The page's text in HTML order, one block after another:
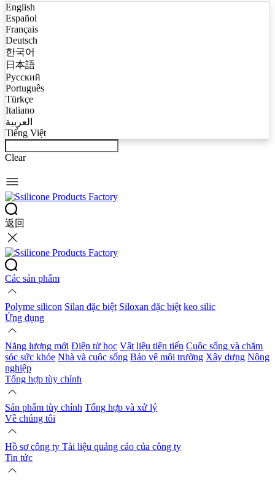
English
Español
Français
Deutsch
한국어
日本語
Русский
Português
Türkçe
Italiano
العربية
Tiếng Việt
Clear
返回
Các sản phẩm
Polyme silicon Silan đặc biệt Siloxan đặc biệt keo silic
Ứng dụng
Năng lượng mới Điện tử học Vật liệu tiên tiến Cuộc sống và chăm
sóc sức khỏe Nhà và cuộc sống Bảo vệ môi trường Xây dựng Nông
nghiệp
Tổng hợp tùy chỉnh
Sản phẩm tùy chỉnh Tổng hợp và xử lý
Về chúng tôi
Hồ sơ công ty Tài liệu quảng cáo của công ty
Tin tức